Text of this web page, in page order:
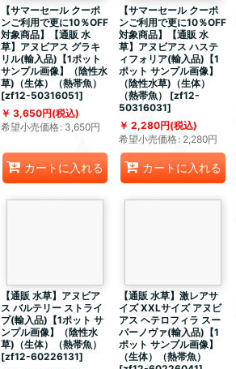
【サマーセール クーポ
ンご利用で更に10％OFF
対象商品】【通販 水
草】アヌビアス グラキ
リル(輸入品)【1ポット
サンプル画像】（陰性水
草)（生体）（熱帯魚）
[zf12-50316051]
3,650円(税込)
希望小売価格: 3,650円
カートに入れる
【サマーセール クーポ
ンご利用で更に10％OFF
対象商品】【通販 水
草】アヌビアス ハステ
ィフォリア(輸入品)【1
ポット サンプル画像】
（陰性水草)（生体）
（熱帯魚）
[zf12-
50316031]
2,280円(税込)
希望小売価格: 2,280円
カートに入れる
【通販 水草】アヌビア
ス バルテリー ストライ
プ(輸入品)【1ポット サ
ンプル画像】（陰性水
草)（生体）（熱帯魚）
[zf12-60226131]
【通販 水草】激レアサ
イズ XXLサイズ アヌビ
アス ヘテロフィラ スー
パーノヴァ(輸入品)【1
ポット サンプル画像】
（生体）（熱帯魚）